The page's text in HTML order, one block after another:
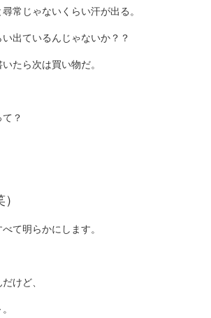
常じゃないくらい汗が出る。
出ているんじゃないか？？
たら次は買い物だ。
？
て明らかにします。
けど、